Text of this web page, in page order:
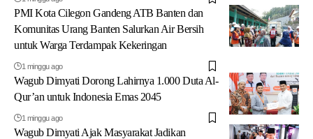
PMI Kota Cilegon Gandeng ATB Banten dan
Komunitas Urang Banten Salurkan Air Bersih
untuk Warga Terdampak Kekeringan
1 minggu ago
Wagub Dimyati Dorong Lahirnya 1.000 Duta Al-
Qur’an untuk Indonesia Emas 2045
1 minggu ago
Wagub Dimyati Ajak Masyarakat Jadikan